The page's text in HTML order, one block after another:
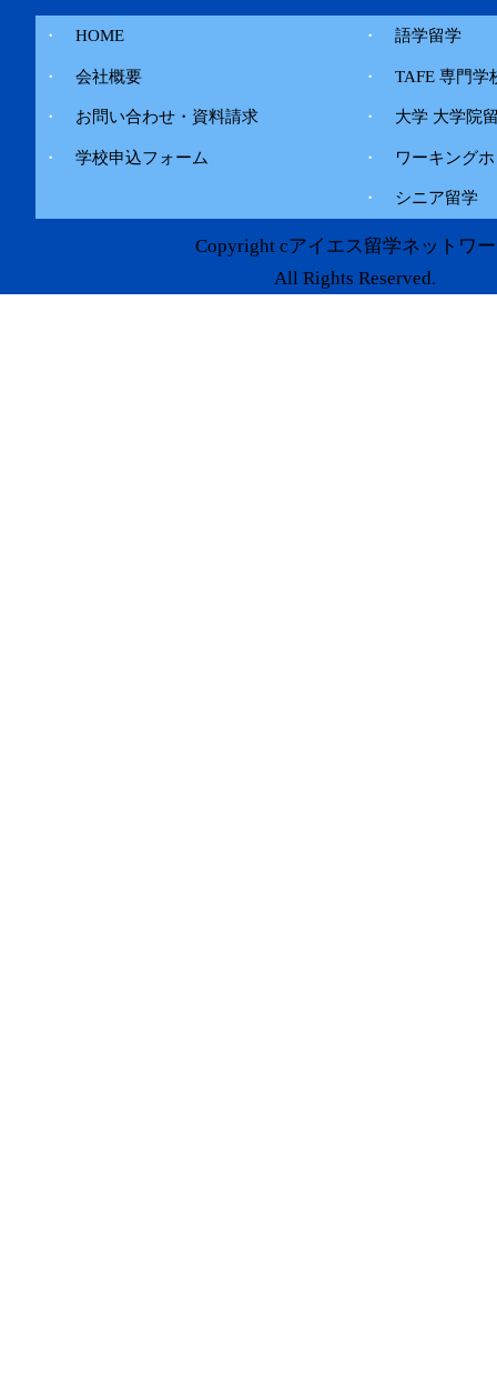
・ HOME ・ 語学留学
・ 会社概要 ・ TAFE 専門学
・ お問い合わせ・資料請求 ・ 大学 大学院
・ 学校申込フォーム ・ ワーキング
・ シニア留学
Copyright cアイエス留学ネットワ
All Rights Reserved.